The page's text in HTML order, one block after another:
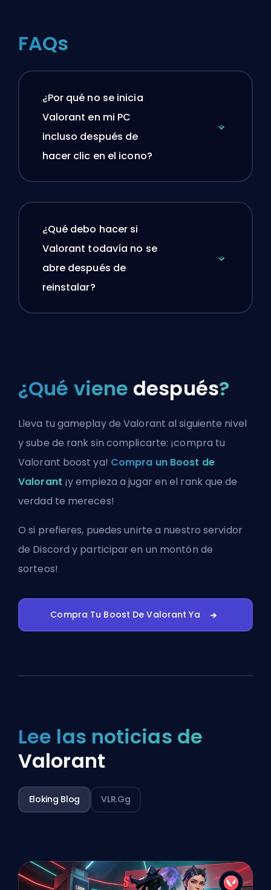
FAQs
¿Por qué no se inicia
Valorant en mi PC
incluso después de
hacer clic en el icono?
¿Qué debo hacer si
Valorant todavía no se
abre después de
reinstalar?
¿Qué viene después?
Lleva tu gameplay de Valorant al siguiente nivel
y sube de rank sin complicarte: ¡compra tu
Valorant boost ya! Compra un Boost de
Valorant ¡y empieza a jugar en el rank que de
verdad te mereces!
O si prefieres, puedesunirte a nuestro servidor
de Discord y participar en un montón de
sorteos!
Compra Tu Boost De Valorant Ya
Lee las noticias de
Valorant
Eloking Blog VLR.gg